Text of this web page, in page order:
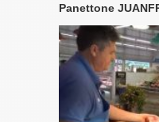
Panettone